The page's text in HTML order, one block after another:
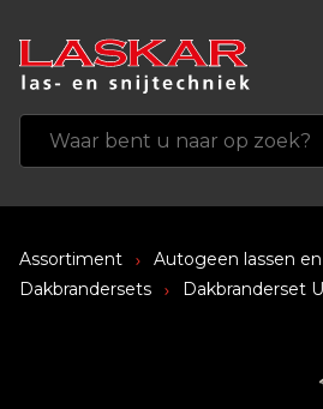
Assortiment
Autogeen lassen
Dakbrandersets
Dakbranderset